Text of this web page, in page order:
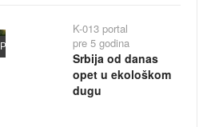
Pixabay
K-013 portal
pre 5 godina
Srbija od danas
opet u ekološkom
dugu